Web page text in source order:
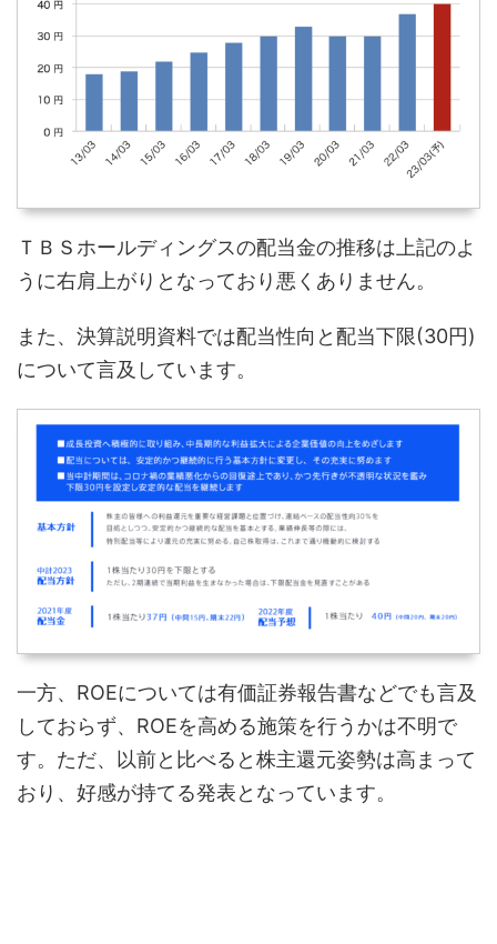
ＴＢＳホールディングスの配当金の推移は上記のよ
うに右肩上がりとなっており悪くありません。
また、決算説明資料では配当性向と配当下限(30円)
について言及しています。
一方、ROEについては有価証券報告書などでも言及
しておらず、ROEを高める施策を行うかは不明で
す。ただ、以前と比べると株主還元姿勢は高まって
おり、好感が持てる発表となっています。